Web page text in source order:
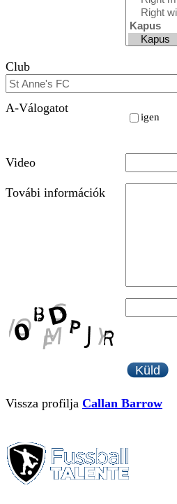
Club
A-Válogatot
igen
Video
Továbi információk
Vissza profilja Callan Barrow